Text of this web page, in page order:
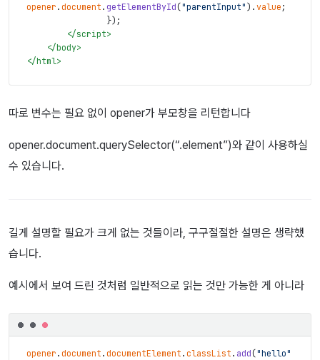
opener . document . getElementById("parentInput" ) . value ;
}) ;
</script>
</body>
</html >
따로 변수는 필요 없이 opener가 부모창을 리턴합니다
opener.document.querySelector(“.element”)와 같이 사용하실
수 있습니다.
길게 설명할 필요가 크게 없는 것들이라, 구구절절한 설명은 생략했
습니다.
예시에서 보여 드린 것처럼 일반적으로 읽는 것만 가능한 게 아니라
opener . document . documentElement . classList . add("hello"